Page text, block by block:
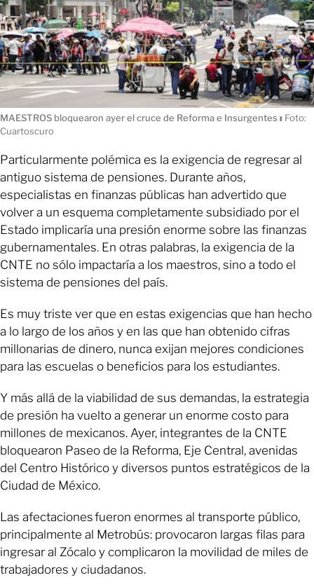
MAESTROS bloquearon ayer el cruce de Reforma e Insurgentes ı Foto:
Cuartoscuro
Particularmente polémica es la exigencia de regresar al
antiguo sistema de pensiones. Durante años,
especialistas en finanzas públicas han advertido que
volver a un esquema completamente subsidiado por el
Estado implicaría una presión enorme sobre las finanzas
gubernamentales. En otras palabras, la exigencia de la
CNTE no sólo impactaría a los maestros, sino a todo el
sistema de pensiones del país.
Es muy triste ver que en estas exigencias que han hecho
a lo largo de los años y en las que han obtenido cifras
millonarias de dinero, nunca exijan mejores condiciones
para las escuelas o beneficios para los estudiantes.
Y más allá de la viabilidad de sus demandas, la estrategia
de presión ha vuelto a generar un enorme costo para
millones de mexicanos. Ayer, integrantes de la CNTE
bloquearon Paseo de la Reforma, Eje Central, avenidas
del Centro Histórico y diversos puntos estratégicos de la
Ciudad de México.
Las afectaciones fueron enormes al transporte público,
principalmente al Metrobús: provocaron largas filas para
ingresar al Zócalo y complicaron la movilidad de miles de
trabajadores y ciudadanos.